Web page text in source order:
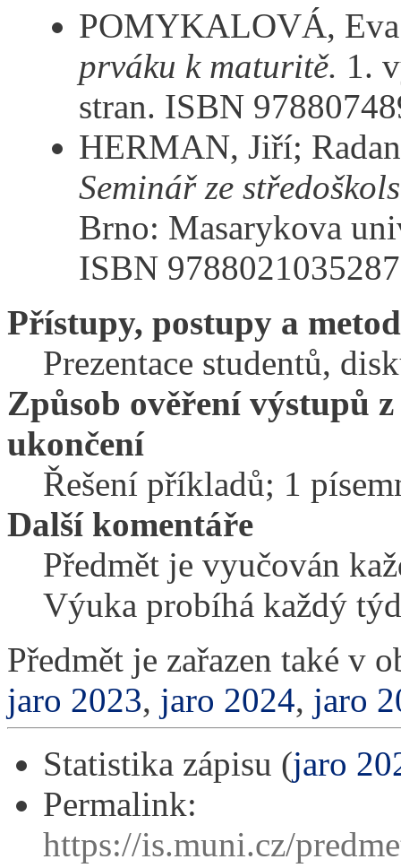
POMYKALOVÁ,
prváku k maturitě. 1.
stran. ISBN
HERMAN, Jiří;
Seminář ze
Brno: Masarykova
ISBN
Přístupy, postupy a
Prezentace studentů,
Způsob ověření výstupů
ukončení
Řešení příkladů; 1
Další komentáře
Předmět je vyučován
Výuka probíhá každý
Předmět je zařazen také v
jaro 2023, jaro 2024, jaro
Statistika zápisu (jaro
Permalink:
https://is.muni.cz/